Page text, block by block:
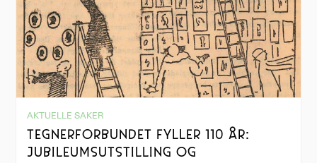
AKTUELLE SAKER
TEGNERFORBUNDET FYLLER 110 ÅR:
JUBILEUMSUTSTILLING OG